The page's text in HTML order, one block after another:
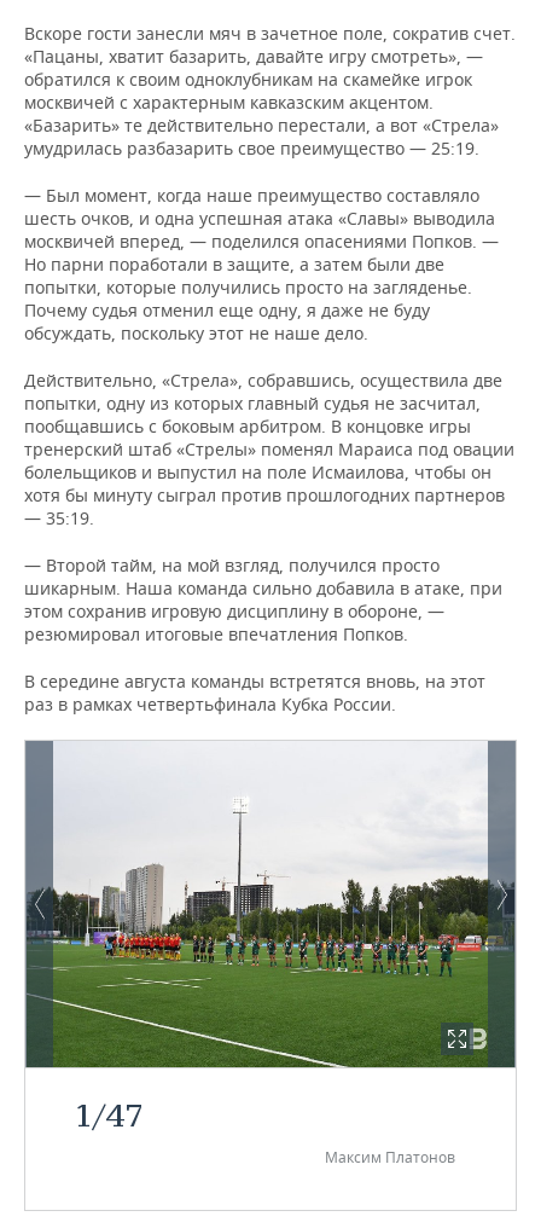
Вскоре гости занесли мяч в зачетное поле, сократив счет.
«Пацаны, хватит базарить, давайте игру смотреть», —
обратился к своим одноклубникам на скамейке игрок
москвичей с характерным кавказским акцентом.
«Базарить» те действительно перестали, а вот «Стрела»
умудрилась разбазарить свое преимущество — 25:19.
— Был момент, когда наше преимущество составляло
шесть очков, и одна успешная атака «Славы» выводила
москвичей вперед, — поделился опасениями Попков. —
Но парни поработали в защите, а затем были две
попытки, которые получились просто на загляденье.
Почему судья отменил еще одну, я даже не буду
обсуждать, поскольку этот не наше дело.
Действительно, «Стрела», собравшись, осуществила две
попытки, одну из которых главный судья не засчитал,
пообщавшись с боковым арбитром. В концовке игры
тренерский штаб «Стрелы» поменял Мараиса под овации
болельщиков и выпустил на поле Исмаилова, чтобы он
хотя бы минуту сыграл против прошлогодних партнеров
— 35:19.
— Второй тайм, на мой взгляд, получился просто
шикарным. Наша команда сильно добавила в атаке, при
этом сохранив игровую дисциплину в обороне, —
резюмировал итоговые впечатления Попков.
В середине августа команды встретятся вновь, на этот
раз в рамках четвертьфинала Кубка России.
1/47
Максим Платонов